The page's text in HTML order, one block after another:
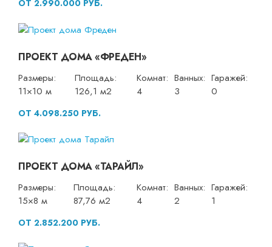
ОТ 2.990.000 РУБ.
ПРОЕКТ ДОМА «ФРЕДЕН»
Размеры:
11×10 м
Площадь:
126,1 м2
Комнат:
4
Ванных:
3
Гаражей:
0
ОТ 4.098.250 РУБ.
ПРОЕКТ ДОМА «ТАРАЙЛ»
Размеры:
15×8 м
Площадь:
87,76 м2
Комнат:
4
Ванных:
2
Гаражей:
1
ОТ 2.852.200 РУБ.